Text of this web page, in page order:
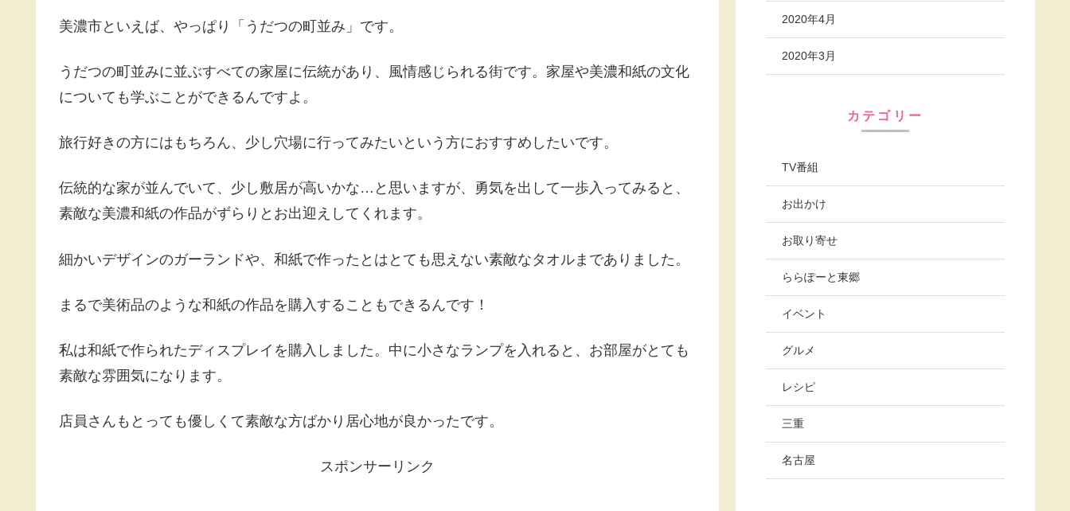
美濃市といえば、やっぱり「うだつの町並み」です。
うだつの町並みに並ぶすべての家屋に伝統があり、風情感じられる街です。家屋や美濃和紙の文化
についても学ぶことができるんですよ。
旅行好きの方にはもちろん、少し穴場に行ってみたいという方におすすめしたいです。
伝統的な家が並んでいて、少し敷居が高いかな…と思いますが、勇気を出して一歩入ってみると、
素敵な美濃和紙の作品がずらりとお出迎えしてくれます。
細かいデザインのガーランドや、和紙で作ったとはとても思えない素敵なタオルまでありました。
まるで美術品のような和紙の作品を購入することもできるんです！
私は和紙で作られたディスプレイを購入しました。中に小さなランプを入れると、お部屋がとても
素敵な雰囲気になります。
店員さんもとっても優しくて素敵な方ばかり居心地が良かったです。
スポンサーリンク
2020年4月
2020年3月
カテゴリー
TV番組
お出かけ
お取り寄せ
ららぽーと東郷
イベント
グルメ
レシピ
三重
名古屋